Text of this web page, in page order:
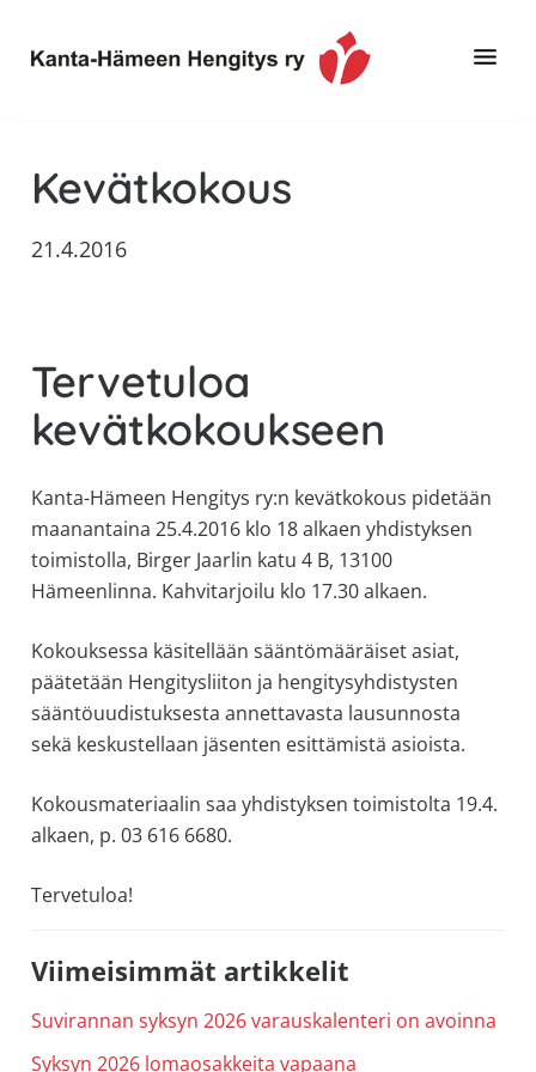
pääsisältöön
ensisijaiseen
alatunnisteeseen
Hämeen
ry
tietoa,
jos
keuhkoahtaumatauti,uniapnea,
muut
keuhkosairaudet,
sisäilma
tai
allergiat.
K-
Hengitys
ry
Kevätkokous
21.4.2016
Tervetuloa
kevätkokoukseen
Kanta-Hämeen Hengitys ry:n kevätkokous pidetään
maanantaina 25.4.2016 klo 18 alkaen yhdistyksen
toimistolla, Birger Jaarlin katu 4 B, 13100
Hämeenlinna. Kahvitarjoilu klo 17.30 alkaen.
Kokouksessa käsitellään sääntömääräiset asiat,
päätetään Hengitysliiton ja hengitysyhdistysten
sääntöuudistuksesta annettavasta lausunnosta
sekä keskustellaan jäsenten esittämistä asioista.
Kokousmateriaalin saa yhdistyksen toimistolta 19.4.
alkaen, p. 03 616 6680.
Tervetuloa!
Ensisijainen
sivupalkki
Viimeisimmät artikkelit
Suvirannan syksyn 2026 varauskalenteri on avoinna
Syksyn 2026 lomaosakkeita vapaana